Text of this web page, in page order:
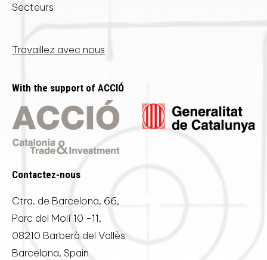
Secteurs
Travaillez avec nous
With the support of ACCIÓ
Contactez-nous
Ctra. de Barcelona, 66,
Parc del Molí 10 -11,
08210 Barberà del Vallès
Barcelona, Spain